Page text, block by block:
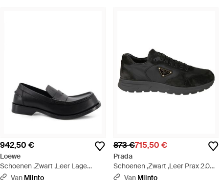
942,50 €
Loewe
Schoenen ,Zwart ,Leer Lage
Schoenen - Zwart
Van Miinto
873 €715,50 €
Prada
Schoenen ,Zwart ,Leer Prax 2.0
Sneaker - Zwart
Van Miinto